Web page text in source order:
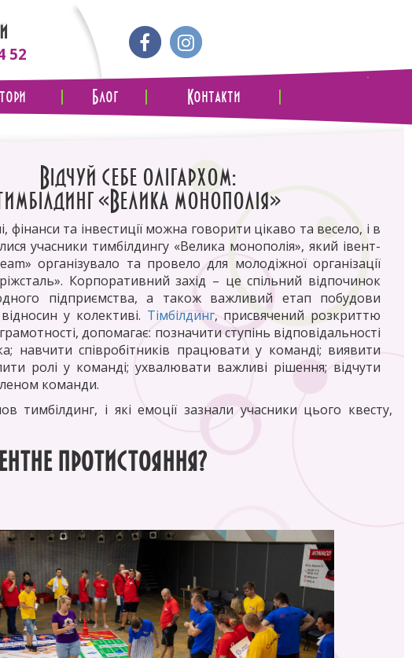
52
Блог Контакти
Відчуй себе олігархом:
«Велика монополія»
фінанси та інвестиції можна говорити цікаво та весело, і в
учасники тимбілдингу «Велика монополія», який івент-
організувало та провело для молодіжної організації
Корпоративний захід – це спільний відпочинок
одного підприємства, а також важливий етап побудови
у колективі. Тімбілдинг, присвячений розкриттю
допомагає: позначити ступінь відповідальності
навчити співробітників працювати у команді; виявити
ролі у команді; ухвалювати важливі рішення; відчути
команди.
тимбілдинг, і які емоції зазнали учасники цього квесту,
протистояння?